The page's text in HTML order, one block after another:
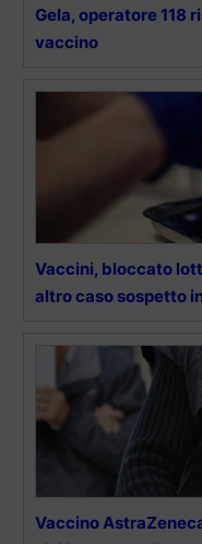
Gela, operatore 118
vaccino
Vaccini, bloccato
altro caso sospetto
Vaccino